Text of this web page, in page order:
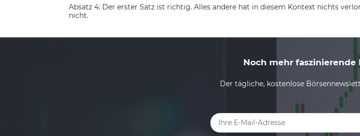
Absatz 4: Der erster Satz ist richtig. Alles andere hat in diesem Kontext nichts
nicht.
Noch mehr faszinierende
Der tägliche, kostenlose